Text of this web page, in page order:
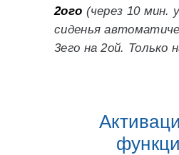
2ого (через 10 мин.
сиденья
3его на 2ой. Только